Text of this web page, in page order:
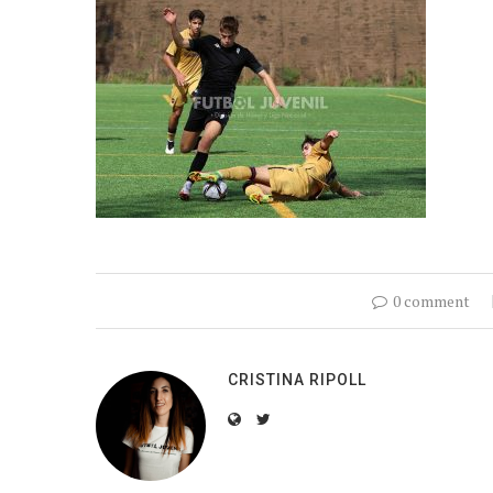
0 comment
CRISTINA RIPOLL